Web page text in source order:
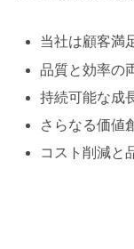
当社は顧客満
品質と効率の
持続可能な成
さらなる価値
コスト削減と